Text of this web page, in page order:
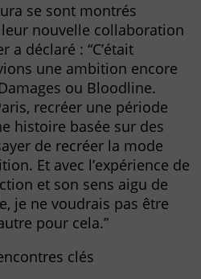
se sont montrés
nouvelle collaboration
a déclaré : “C’était
une ambition encore
ou Bloodline.
recréer une période
histoire basée sur des
de recréer la mode
Et avec l’expérience de
et son sens aigu de
je ne voudrais pas être
pour cela.”
clés